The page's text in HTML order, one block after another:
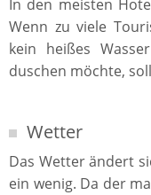
In den meisten
Wenn zu viele
kein heißes
duschen möchte,
Wetter
Das Wetter ändert
ein wenig. Da der